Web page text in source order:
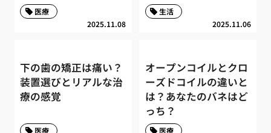
2025.11.08
医療
2025.11.06
生活
下の歯の矯正は痛い？
装置選びとリアルな治
療の感覚
医療
オープンコイルとクロ
ーズドコイルの違いと
は？あなたのバネはど
っち？
医療